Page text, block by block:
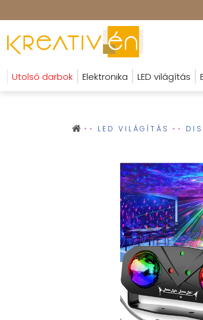
Utolsó darbok Elektronika LED világítás
LED VILÁGÍTÁS